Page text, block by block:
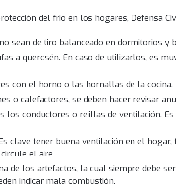
del frio en los hogares, Defensa
sean de tiro balanceado en dormitorios y
a querosén. En caso de utilizarlos, es
con el horno o las hornallas de la cocina.
o calefactores, se deben hacer revisar
los conductores o rejillas de ventilación.
clave tener buena ventilación en el hogar,
el aire.
de los artefactos, la cual siempre debe
indicar mala combustión.